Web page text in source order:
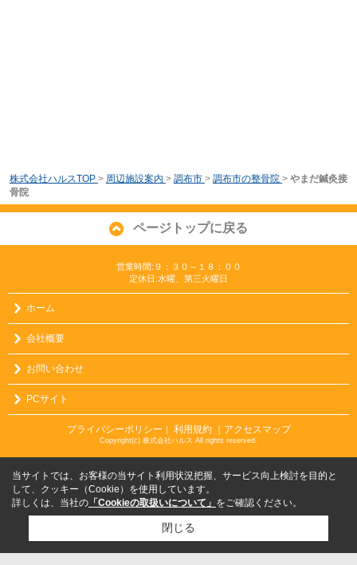
株式会社ハルスTOP > 周辺施設案内 > 調布市 > 調布市の整骨院 > やまだ鍼灸接
骨院
ページトップに戻る
営業時間:９：３０～１８：００
定休日:水曜、第三火曜日
ホーム
会社概要
お問い合わせ
PCサイト
プライバシーポリシー ｜ 利用規約 ｜アクセスマップ
Copyright(c) 株式会社ハルス All rights reserved.
当サイトでは、お客様の当サイト利用状況把握、サービス向上検討を目的と
して、クッキー（Cookie）を使用しています。
詳しくは、当社の 「Cookieの取扱いについて」 をご確認ください。
閉じる